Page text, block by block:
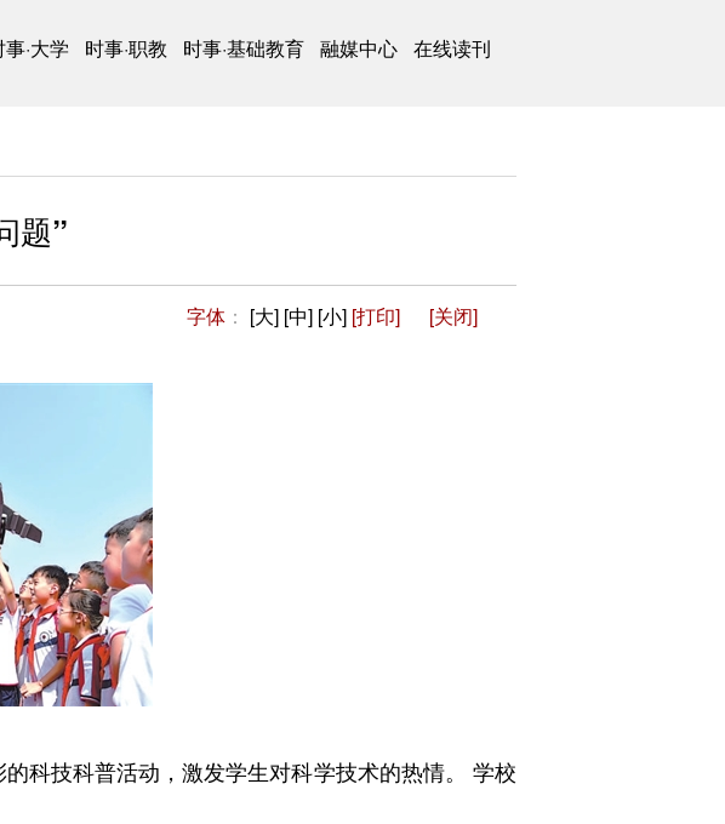
事·大学 时事·职教 时事·基础教育 融媒中心 在线读刊
题”
字体 ： [大] [中] [小] [打印] [关闭]
科技科普活动，激发学生对科学技术的热情。 学校